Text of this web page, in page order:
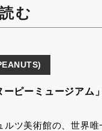
む
ピーミュージアム
ツ美術館の、世界